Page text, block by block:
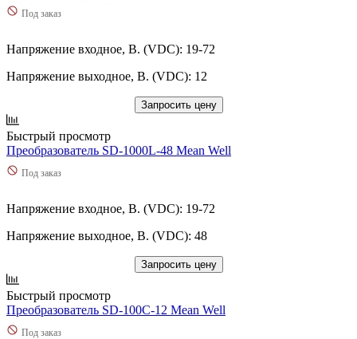
Под заказ
Напряжение входное, В. (VDC): 19-72
Напряжение выходное, В. (VDC): 12
Запросить цену
Быстрый просмотр
Преобразователь SD-1000L-48 Mean Well
Под заказ
Напряжение входное, В. (VDC): 19-72
Напряжение выходное, В. (VDC): 48
Запросить цену
Быстрый просмотр
Преобразователь SD-100C-12 Mean Well
Под заказ